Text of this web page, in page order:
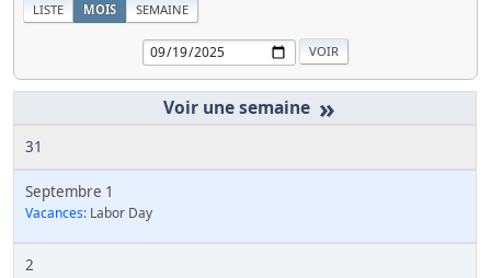
LISTE MOIS SEMAINE
»
31
Septembre 1
Vacances: Labor Day
2